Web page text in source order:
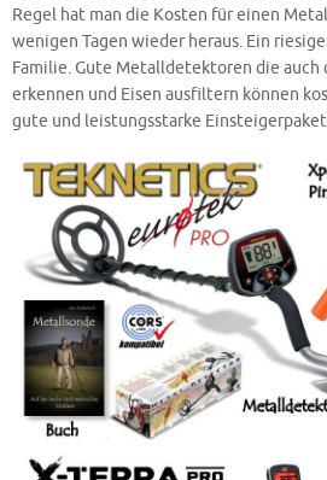
Regel hat man die Kosten für einen
wenigen Tagen wieder heraus. Ein
Familie. Gute Metalldetektoren die
erkennen und Eisen ausfiltern können
gute und leistungsstarke